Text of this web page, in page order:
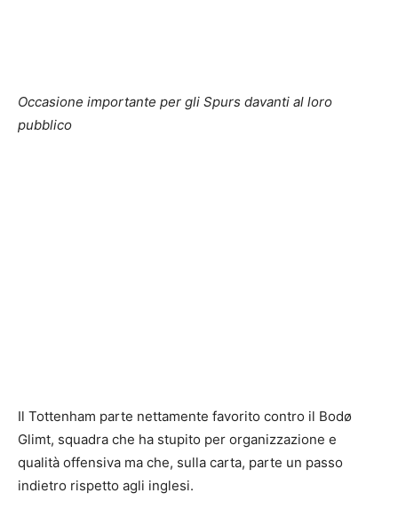
Occasione importante per gli Spurs davanti al loro
pubblico
Il Tottenham parte nettamente favorito contro il Bodø
Glimt, squadra che ha stupito per organizzazione e
qualità offensiva ma che, sulla carta, parte un passo
indietro rispetto agli inglesi.